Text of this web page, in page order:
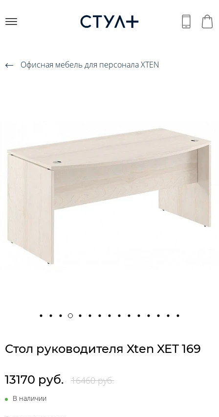
Офисная мебель для персонала XTEN
Стол руководителя Xten XET 169
13170 руб. 16460 руб.
В наличии